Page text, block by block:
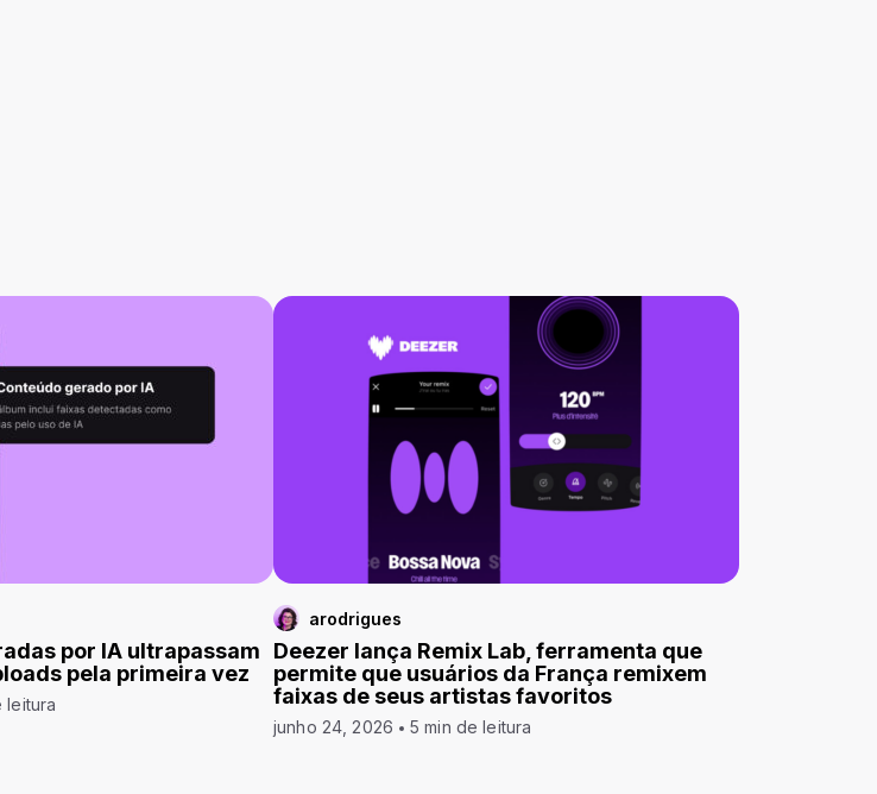
por IA ultrapassam
pela primeira vez
leitura
arodrigues
Deezer lança Remix Lab, ferramenta que
permite que usuários da França remixem
faixas de seus artistas favoritos
junho 24, 2026 5 min de leitura